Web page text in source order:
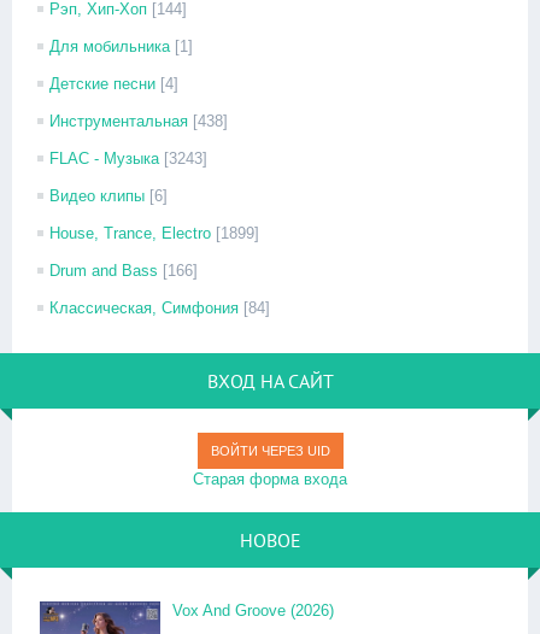
Рэп, Хип-Хоп [144]
Для мобильника [1]
Детские песни [4]
Инструментальная [438]
FLAC - Музыка [3243]
Видео клипы [6]
House, Trance, Electro [1899]
Drum and Bass [166]
Классическая, Симфония [84]
ВХОД НА САЙТ
ВОЙТИ ЧЕРЕЗ UID
Старая форма входа
НОВОЕ
Vox And Groove (2026)